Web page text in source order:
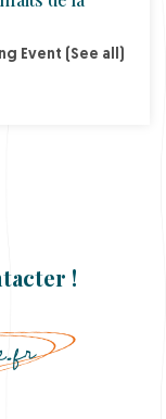
Event (See all)
!